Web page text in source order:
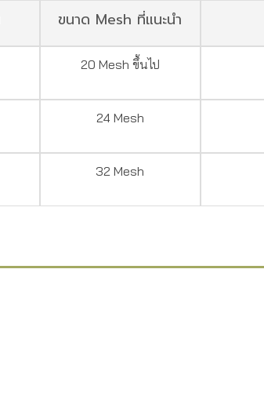
ขนาด Mesh ที่แนะนำ
20 Mesh ขึ้นไป
24 Mesh
32 Mesh